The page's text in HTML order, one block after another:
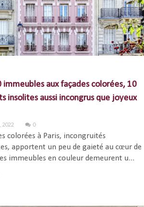
immeubles aux façades colorées, 10
insolites aussi incongrus que joyeux
2022 0
colorées à Paris, incongruités
apportent un peu de gaieté au cœur de
immeubles en couleur demeurent u...